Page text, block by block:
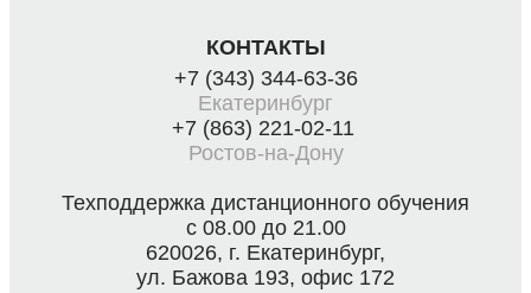
КОНТАКТЫ
+7 (343) 344-63-36
Екатеринбург
+7 (863) 221-02-11
Ростов-на-Дону
Техподдержка дистанционного обучения
с 08.00 до 21.00
620026, г. Екатеринбург,
ул. Бажова 193, офис 172